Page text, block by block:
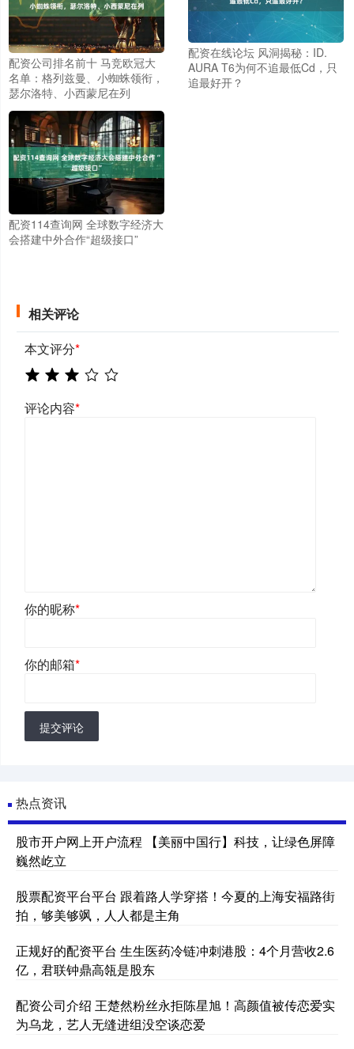
配资公司排名前十 马竞欧冠大
名单：格列兹曼、小蜘蛛领衔，
瑟尔洛特、小西蒙尼在列
配资在线论坛 风洞揭秘：ID.
AURA T6为何不追最低Cd，只
追最好开？
配资114查询网 全球数字经济大
会搭建中外合作“超级接口”
相关评论
本文评分*
评论内容*
你的昵称*
你的邮箱*
提交评论
热点资讯
股市开户网上开户流程 【美丽中国行】科技，让绿色屏障
巍然屹立
股票配资平台平台 跟着路人学穿搭！今夏的上海安福路街
拍，够美够飒，人人都是主角
正规好的配资平台 生生医药冷链冲刺港股：4个月营收2.6
亿，君联钟鼎高瓴是股东
配资公司介绍 王楚然粉丝永拒陈星旭！高颜值被传恋爱实
为乌龙，艺人无缝进组没空谈恋爱